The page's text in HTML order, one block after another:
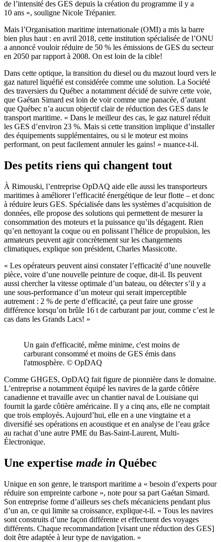
de l’intensité des GES depuis la création du programme il y a
10 ans », souligne Nicole Trépanier.
Mais l’Organisation maritime internationale (OMI) a mis la barre
bien plus haut : en avril 2018, cette institution spécialisée de l’ONU
a annoncé vouloir réduire de 50 % les émissions de GES du secteur
en 2050 par rapport à 2008. On est loin de la cible!
Dans cette optique, la transition du diesel ou du mazout lourd vers le
gaz naturel liquéfié est considérée comme une solution. La Société
des traversiers du Québec a notamment décidé de suivre cette voie,
que Gaétan Simard est loin de voir comme une panacée, d’autant
que Québec n’a aucun objectif clair de réduction des GES dans le
transport maritime. « Dans le meilleur des cas, le gaz naturel réduit
les GES d’environ 23 %. Mais si cette transition implique d’installer
des équipements supplémentaires, ou si le moteur est moins
performant, on peut facilement annuler les gains! » nuance-t-il.
Des petits riens qui changent tout
À Rimouski, l’entreprise OpDAQ aide elle aussi les transporteurs
maritimes à améliorer l’efficacité énergétique de leur flotte – et donc
à réduire leurs GES. Spécialisée dans les systèmes d’acquisition de
données, elle propose des solutions qui permettent de mesurer la
consommation des moteurs et la puissance qu’ils dégagent. Rien
qu’en nettoyant la coque ou en polissant l’hélice de propulsion, les
armateurs peuvent agir concrètement sur les changements
climatiques, explique son président, Charles Massicotte.
« Les opérateurs peuvent ainsi constater l’efficacité d’une nouvelle
pièce, voire d’une nouvelle peinture de coque, dit-il. Ils peuvent
aussi chercher la vitesse optimale d’un bateau, ou détecter s’il y a
une sous-performance d’un moteur qui serait imperceptible
autrement : 2 % de perte d’efficacité, ça peut faire une grosse
différence lorsqu’on brûle 16 t de carburant par jour, comme c’est le
cas dans les Grands Lacs! »
Un gain d'efficacité, même minime, c'est moins de
carburant consommé et moins de GES émis dans
l'atmosphère. © OpDAQ
Comme GHGES, OpDAQ fait figure de pionnière dans le domaine.
L’entreprise a notamment équipé les navires de la garde côtière
canadienne et travaille avec un chantier naval de Louisiane qui
fournit la garde côtière américaine. Il y a cinq ans, elle ne comptait
que trois employés. Aujourd’hui, elle en a une vingtaine et a
diversifié ses opérations en acoustique et en analyse de l’eau grâce
au rachat d’une autre PME du Bas-Saint-Laurent, Multi-
Électronique.
Une expertise made in Québec
Unique en son genre, le transport maritime a « besoin d’experts pour
réduire son empreinte carbone », note pour sa part Gaétan Simard.
Son entreprise forme d’ailleurs ses chefs mécaniciens pendant plus
d’un an, ce qui limite sa croissance, explique-t-il. « Tous les navires
sont construits d’une façon différente et effectuent des voyages
différents. Chaque recommandation [visant une réduction des GES]
doit être adaptée à leur type de navigation. »